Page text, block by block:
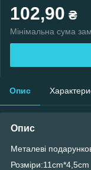
102,90 ₴
Мінімальна сума
Опис
Опис
Металеві
Розміри:11cm*4,5cm